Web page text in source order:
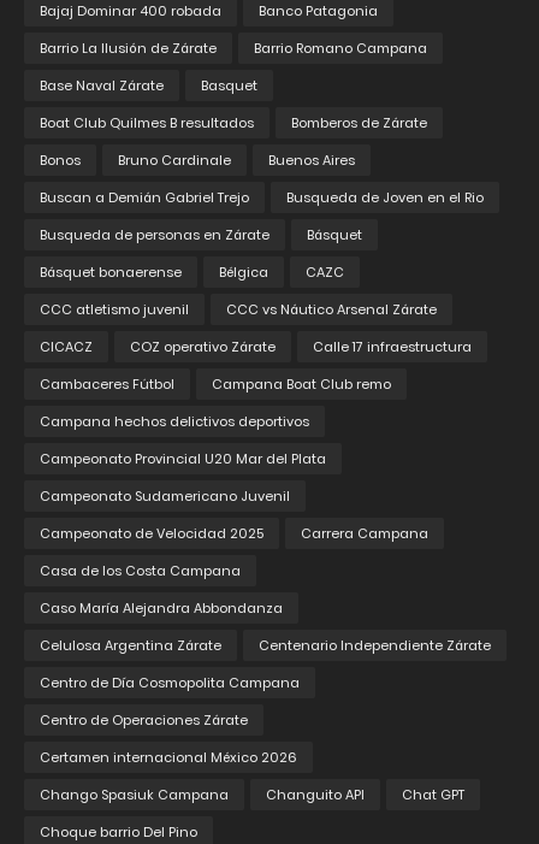
Bajaj Dominar 400 robada
Banco Patagonia
Barrio La Ilusión de Zárate
Barrio Romano Campana
Base Naval Zárate
Basquet
Boat Club Quilmes B resultados
Bomberos de Zárate
Bonos
Bruno Cardinale
Buenos Aires
Buscan a Demián Gabriel Trejo
Busqueda de Joven en el Rio
Busqueda de personas en Zárate
Básquet
Básquet bonaerense
Bélgica
CAZC
CCC atletismo juvenil
CCC vs Náutico Arsenal Zárate
CICACZ
COZ operativo Zárate
Calle 17 infraestructura
Cambaceres Fútbol
Campana Boat Club remo
Campana hechos delictivos deportivos
Campeonato Provincial U20 Mar del Plata
Campeonato Sudamericano Juvenil
Campeonato de Velocidad 2025
Carrera Campana
Casa de los Costa Campana
Caso María Alejandra Abbondanza
Celulosa Argentina Zárate
Centenario Independiente Zárate
Centro de Día Cosmopolita Campana
Centro de Operaciones Zárate
Certamen internacional México 2026
Chango Spasiuk Campana
Changuito API
Chat GPT
Choque barrio Del Pino